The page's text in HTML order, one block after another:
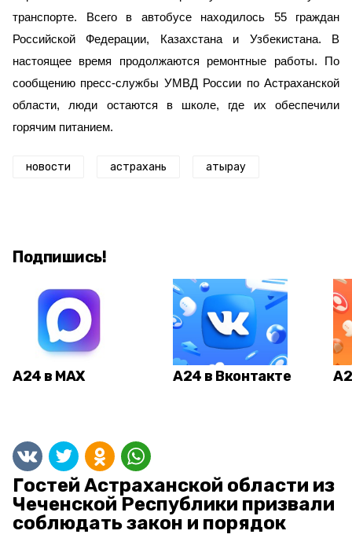
транспорте. Всего в автобусе находилось 55 граждан
Российской Федерации, Казахстана и Узбекистана. В
настоящее время продолжаются ремонтные работы. По
сообщению пресс-службы УМВД России по Астраханской
области, люди остаются в школе, где их обеспечили
горячим питанием.
новости астрахань атырау
Подпишись!
А24 в MAX А24 в Вконтакте
Гостей Астраханской области из
Чеченской Республики призвали
соблюдать закон и порядок